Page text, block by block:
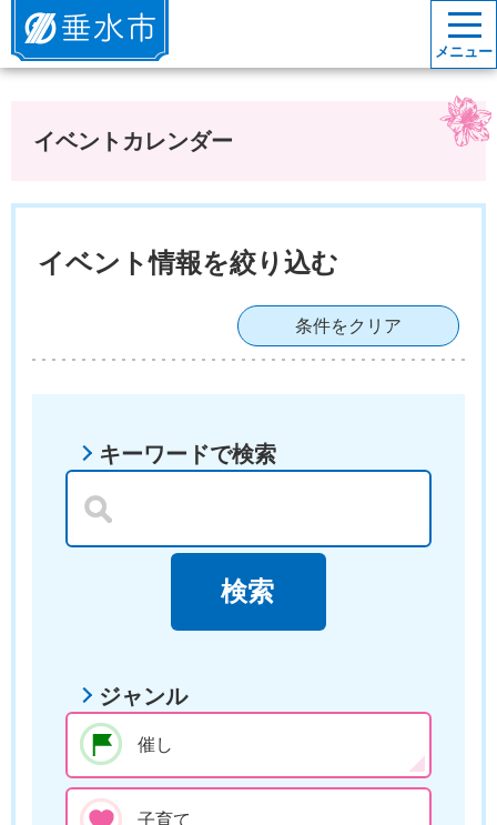
垂水市
メニュー
イベントカレンダー
イベント情報を絞り込む
条件をクリア
キーワードで検索
ジャンル
催し
子育て